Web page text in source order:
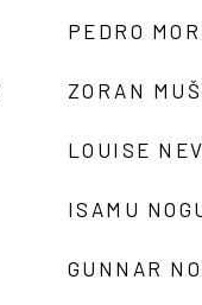
PEDRO
ZORAN
LOUISE
ISAMU
GUNNAR